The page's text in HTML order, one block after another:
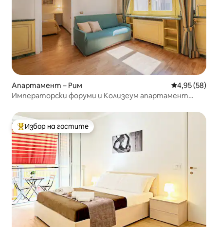
Апартамент – Рим Средна
4,95 (58)
Императорски форуми и Колизеум апартамент
Най-популярен избор на гостите
Избор на гостите